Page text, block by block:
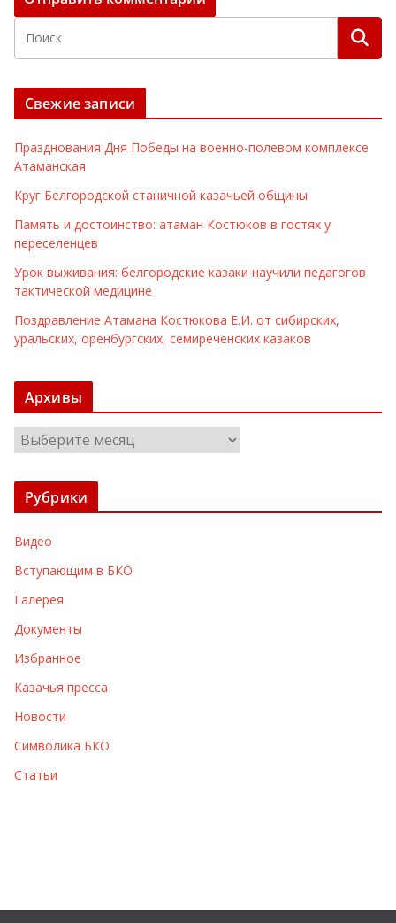
Свежие записи
Празднования Дня Победы на военно-полевом комплексе
Атаманская
Круг Белгородской станичной казачьей общины
Память и достоинство: атаман Костюков в гостях у
переселенцев
Урок выживания: белгородские казаки научили педагогов
тактической медицине
Поздравление Атамана Костюкова Е.И. от сибирских,
уральских, оренбургских, семиреченских казаков
Архивы
р
х
ы
Рубрики
Видео
Вступающим в БКО
Галерея
Документы
Избранное
Казачья пресса
Новости
Символика БКО
Статьи